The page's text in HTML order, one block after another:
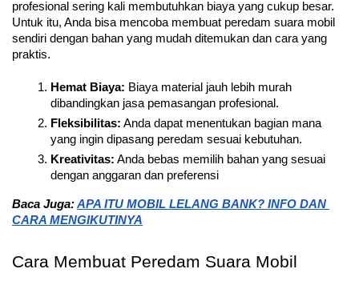
profesional sering kali membutuhkan biaya yang cukup besar.
Untuk itu, Anda bisa mencoba membuat peredam suara mobil
sendiri dengan bahan yang mudah ditemukan dan cara yang
praktis.
Hemat Biaya: Biaya material jauh lebih murah
dibandingkan jasa pemasangan profesional.
Fleksibilitas: Anda dapat menentukan bagian mana
yang ingin dipasang peredam sesuai kebutuhan.
Kreativitas: Anda bebas memilih bahan yang sesuai
dengan anggaran dan preferensi
Baca Juga: APA ITU MOBIL LELANG BANK? INFO DAN
CARA MENGIKUTINYA
Cara Membuat Peredam Suara Mobil